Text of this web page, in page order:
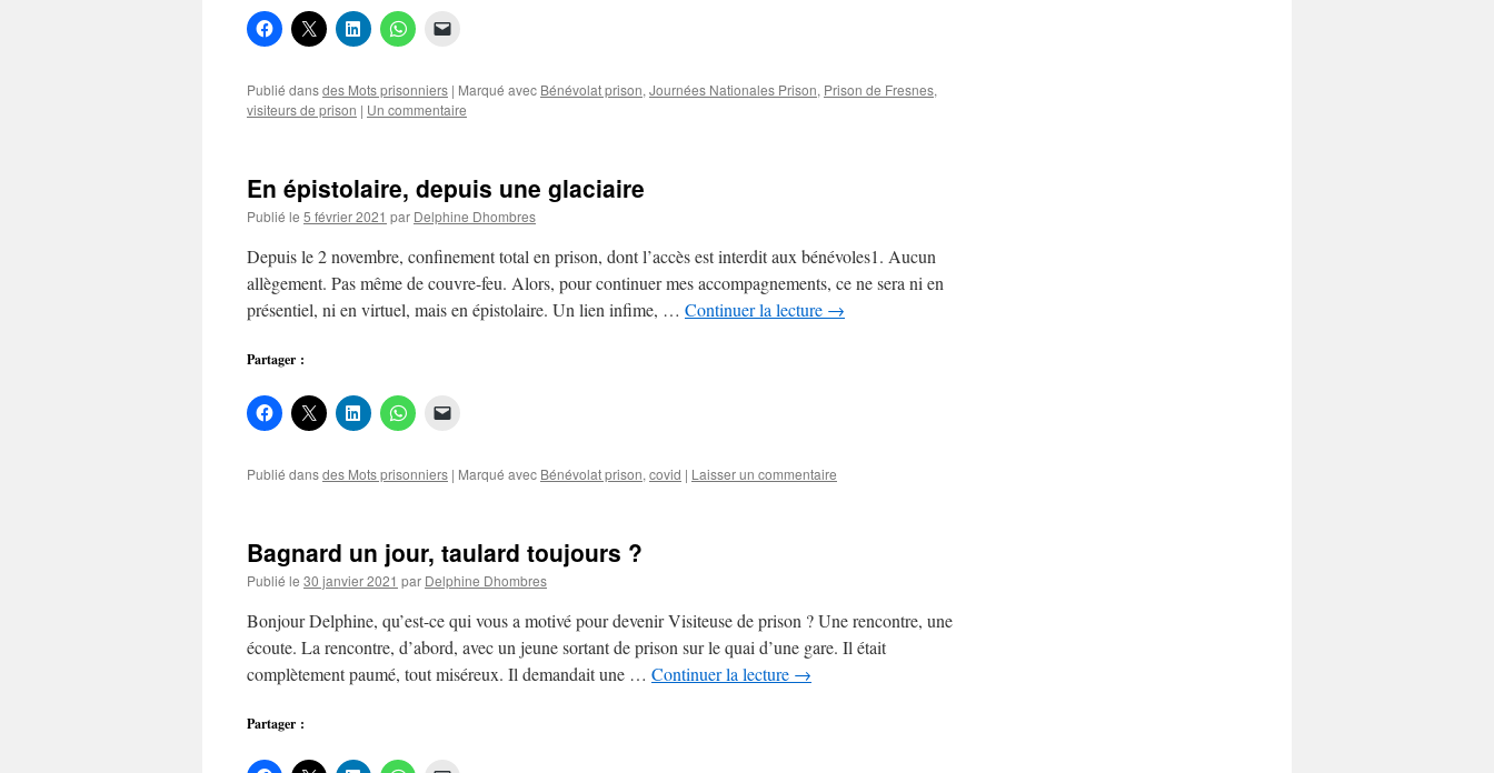
Publié dansdes Mots prisonniers | Marqué avec Bénévolat prison, Journées Nationales Prison, Prison de Fresnes,
visiteurs de prison | Un commentaire
En épistolaire, depuis une glaciaire
Publié le 5 février 2021 par Delphine Dhombres
Depuis le 2 novembre, confinement total en prison, dont l’accès est interdit aux bénévoles1. Aucun
allègement. Pas même de couvre-feu. Alors, pour continuer mes accompagnements, ce ne sera ni en
présentiel, ni en virtuel, mais en épistolaire. Un lien infime, … Continuer la lecture →
Partager :
Publié dansdes Mots prisonniers | Marqué avec Bénévolat prison, covid | Laisser un commentaire
Bagnard un jour, taulard toujours ?
Publié le 30 janvier 2021 par Delphine Dhombres
Bonjour Delphine, qu’est-ce qui vous a motivé pour devenir Visiteuse de prison ? Une rencontre, une
écoute. La rencontre, d’abord, avec un jeune sortant de prison sur le quai d’une gare. Il était
complètement paumé, tout miséreux. Il demandait une … Continuer la lecture →
Partager :